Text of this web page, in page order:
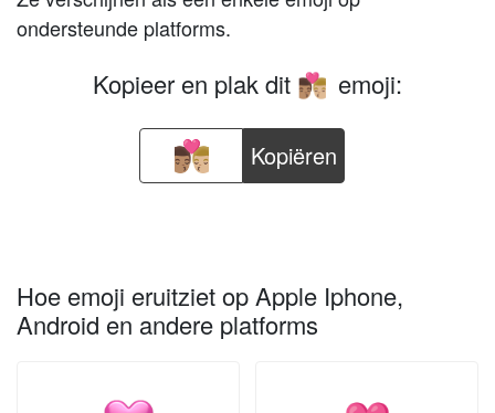
ondersteunde platforms.
Kopieer en plak dit 👨🏽‍❤️‍💋‍👨🏼 emoji:
Kopiëren
Hoe emoji eruitziet op Apple Iphone,
Android en andere platforms